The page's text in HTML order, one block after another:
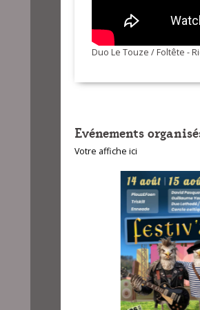
Duo Le Touze / Foltête -
Evénements
Votre affiche ici